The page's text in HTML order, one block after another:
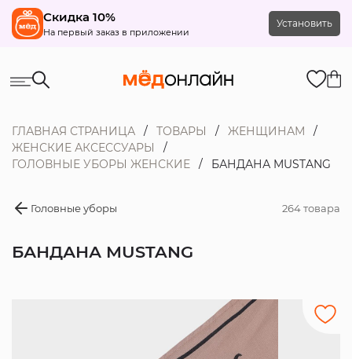
Скидка 10%
На первый заказ в приложении
Установить
ГЛАВНАЯ СТРАНИЦА ТОВАРЫ
ЖЕНЩИНАМ
ЖЕНСКИЕ АКСЕССУАРЫ
ГОЛОВНЫЕ УБОРЫ ЖЕНСКИЕ
БАНДАНА MUSTANG
Головные уборы 264 товара
БАНДАНА MUSTANG